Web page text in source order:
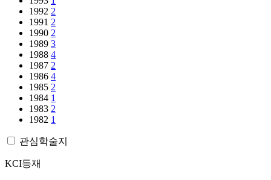
1992 2
1991 2
1990 2
1989 3
1988 4
1987 2
1986 4
1985 2
1984 1
1983 2
1982 1
관심학술지
KCI등재